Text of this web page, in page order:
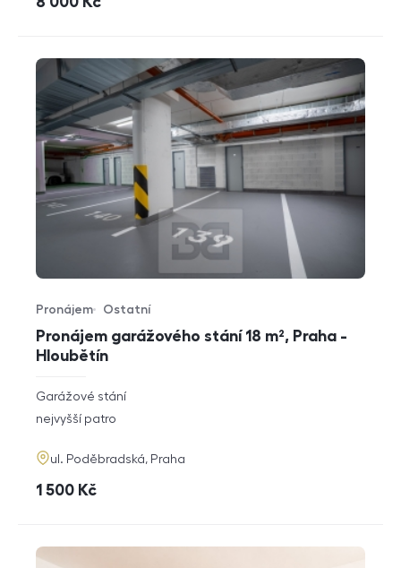
Pronájem garážového stání 18 m², Praha -
Hloubětín
Typ nabídky
Pronájem
Typ nemovitosti
Ostatní
rozměry
dispozice
Garážové stání
funkce
nejvyšší patro
adresa
ul. Poděbradská, Praha
cena
1 500 Kč